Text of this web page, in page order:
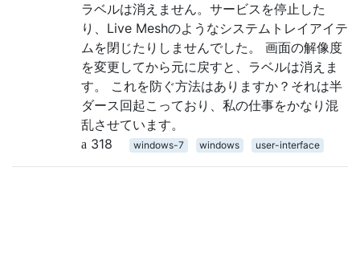
ラベルは消えません。サービスを停止した
り、Live Meshのようなシステムトレイアイテ
ムを閉じたりしませんでした。 画面の解像度
を変更してから元に戻すと、ラベルは消えま
す。 これを防ぐ方法はありますか？それは半
ダース回起こっており、私の仕事をかなり混
乱させています。
318
windows-7 windows user-interface